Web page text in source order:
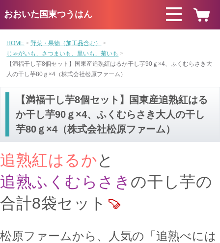
おおいた国東つうはん
HOME
野菜・果物（加工品含む）
じゃがいも、さつまいも、里いも、菊いも
【満福干し芋8個セット】国東産追熟紅はるか干し芋90ｇ×4、ふくむらさき大
人の干し芋80ｇ×4（株式会社松原ファーム）
【満福干し芋8個セット】国東産追熟紅はる
か干し芋90ｇ×4、ふくむらさき大人の干し
芋80ｇ×4（株式会社松原ファーム）
追熟紅はるかと
追熟ふくむらさき の干し芋の
合計8袋セット 🍠
松原ファームから、人気の「追熟べには